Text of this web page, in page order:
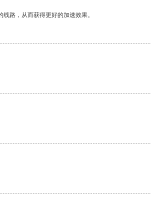
路，从而获得更好的加速效果。